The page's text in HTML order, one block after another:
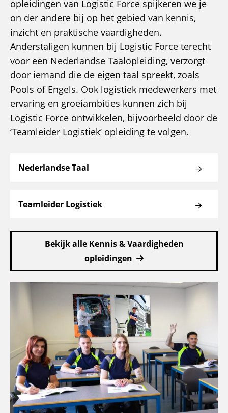
opleidingen van Logistic Force spijkeren we je
on der andere bij op het gebied van kennis,
inzicht en praktische vaardigheden.
Anderstaligen kunnen bij Logistic Force terecht
voor een Nederlandse Taalopleiding, verzorgt
door iemand die de eigen taal spreekt, zoals
Pools of Engels. Ook logistiek medewerkers met
ervaring en groeiambities kunnen zich bij
Logistic Force ontwikkelen, bijvoorbeeld door de
‘Teamleider Logistiek’ opleiding te volgen.
Nederlandse Taal
Teamleider Logistiek
Bekijk alle Kennis & Vaardigheden
opleidingen